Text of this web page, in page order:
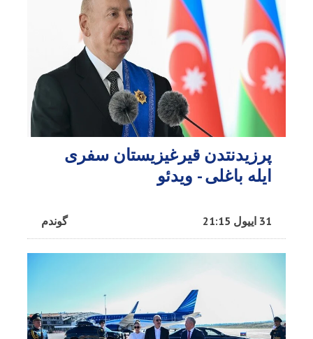
پرزیدنتدن قیرغیزیستان سفری
ایله باغلی - ویدئو
گوندم 31 اییول 21:15